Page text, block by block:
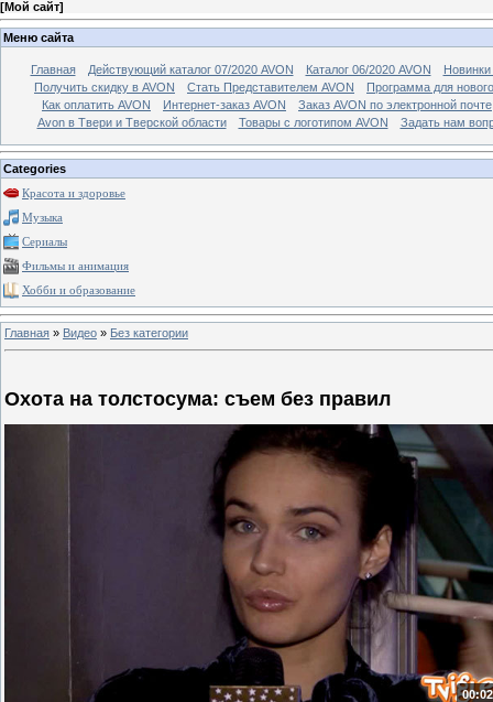
[Мой сайт]
Меню сайта
Главная Действующий каталог 07/2020 AVON Каталог 06/2020 AVON
Новинки
Получить скидку в AVON
Стать Представителем AVON
Программа для
Как оплатить AVON
Интернет-заказ AVON
Заказ AVON по электронной почте
Avon в Твери и Тверской области
Товары с логотипом AVON Задать нам
Categories
Красота и здоровье
Музыка
Сериалы
Фильмы и анимация
Хобби и образование
Главная » Видео » Без категории
Охота на толстосума: съем без правил